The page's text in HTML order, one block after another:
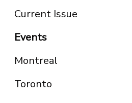
Current Issue
Events
Montreal
Toronto